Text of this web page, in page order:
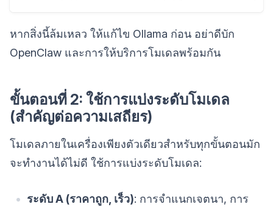
หากสิ่งนี้ล้มเหลว ให้แก้ไข Ollama ก่อน อย่าดีบัก
OpenClaw และการให้บริการโมเดลพร้อมกัน
ขั้นตอนที่ 2: ใช้การแบ่งระดับโมเดล
(สำคัญต่อความเสถียร)
โมเดลภายในเครื่องเพียงตัวเดียวสำหรับทุกขั้นตอนมัก
จะทำงานได้ไม่ดี ใช้การแบ่งระดับโมเดล:
ระดับ A (ราคาถูก, เร็ว): การจำแนกเจตนา, การ